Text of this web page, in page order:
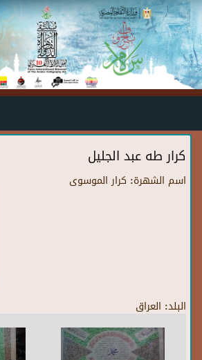
كرار طه عبد الجليل
اسم الشهرة: كرار الموسوى
البلد: العراق